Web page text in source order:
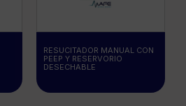
RESUCITADOR MANUAL CON
PEEP Y RESERVORIO
DESECHABLE